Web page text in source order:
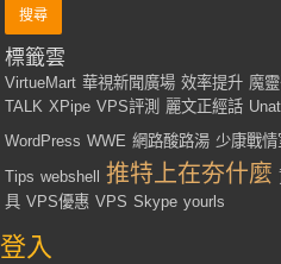
標籤雲
VirtueMart 華視新聞廣場 效率提升 魔
TALK XPipe VPS評測 麗文正經話
WordPress WWE 網路酸路湯 少康戰情
Tips webshell 推特上在夯什麼
具 VPS優惠 VPS Skype yourls
登入